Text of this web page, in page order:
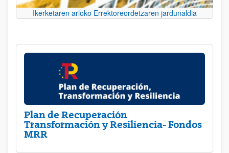
Ikerketaren arloko Errektoreordetzaren jardunaldia
Plan de Recuperación
Transformación y Resiliencia- Fondos
MRR